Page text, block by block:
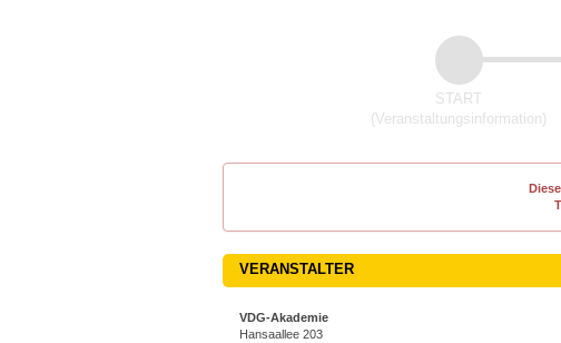
START
(Veranstaltungsinformation)
VERANSTALTER
VDG-Akademie
Hansaallee 203